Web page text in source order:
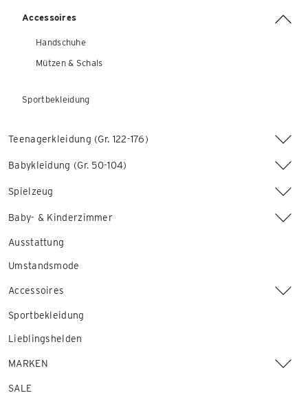
Accessoires
Handschuhe
Mützen & Schals
Sportbekleidung
Teenagerkleidung (Gr. 122-176)
Babykleidung (Gr. 50-104)
Spielzeug
Baby- & Kinderzimmer
Ausstattung
Umstandsmode
Accessoires
Sportbekleidung
Lieblingshelden
MARKEN
SALE